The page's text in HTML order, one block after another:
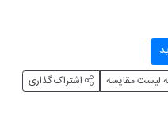
لیست مقایسه اشتراک گذاری